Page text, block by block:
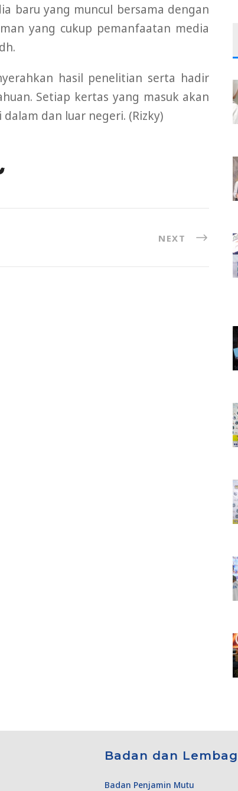
baru yang muncul bersama dengan
yang cukup pemanfaatan media
hasil penelitian serta hadir
Setiap kertas yang masuk akan
dan luar negeri. (Rizky)
NEXT
Badan dan
Badan Penjamin Mutu